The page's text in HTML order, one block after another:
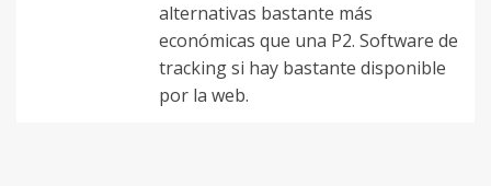
alternativas bastante más
económicas que una P2. Software de
tracking si hay bastante disponible
por la web.